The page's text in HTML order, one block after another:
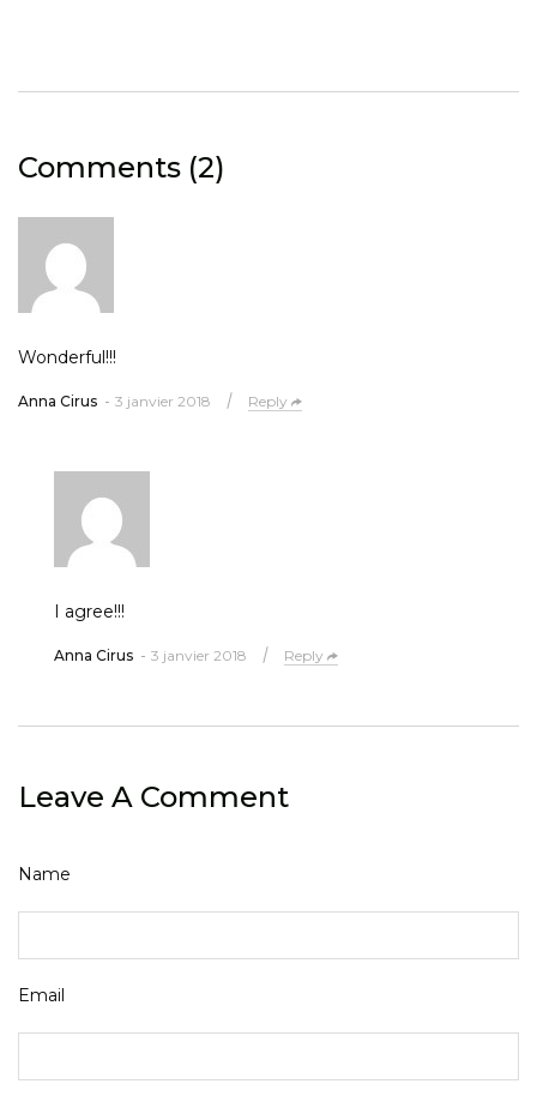
Comments (2)
Wonderful!!!
Anna Cirus 3 janvier 2018 Reply
I agree!!!
Anna Cirus 3 janvier 2018 Reply
Leave A Comment
Name
Email